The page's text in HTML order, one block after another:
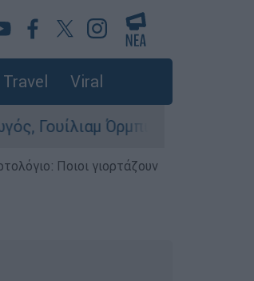
Travel Viral
Όρμπιτ - Η καθοριστική
Ποιοι γιορτάζουν